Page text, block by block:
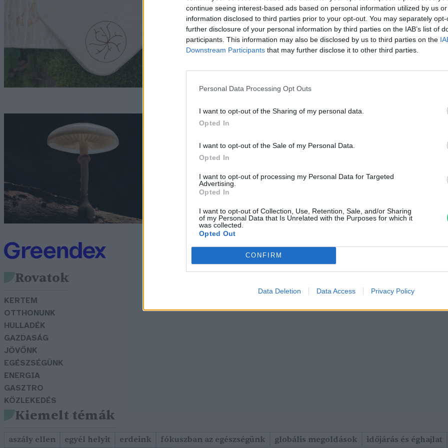
continue seeing interest-based ads based on personal information utilized by us
information disclosed to third parties prior to your opt-out. You may separately
further disclosure of your personal information by third parties on the IAB’s list of
participants. This information may also be disclosed by us to third parties on the
Downstream Participants that may further disclose it to other third parties.
Personal Data Processing Opt Outs
I want to opt-out of the Sharing of my personal data.
Opted In
I want to opt-out of the Sale of my Personal Data.
Opted In
I want to opt-out of processing my Personal Data for Targeted
Advertising.
Opted In
I want to opt-out of Collection, Use, Retention, Sale, and/or Sharing
of my Personal Data that Is Unrelated with the Purposes for which it
was collected.
Opted Out
CONFIRM
Data Deletion Data Access Privacy Policy
jövőben már nem gyártjuk,
hanem növesztjük majd a
cuccainkat – Podcast
Jógamatrac és műszerfal is
készülhet gombabőrből
Granát-Galló Tímea
Rovatok
KERTEM
OTTHONUNK
HULLADÉK
GAZDASÁG
JÖVŐNK
EGÉSZSÉGÜNK
ENERGIA
GASZTRO
KÖZLEKEDÉS
Kiemelt témák
aszály ellen egyél helyit erdeink fókuszban az egészségünk globális megoldások időjárás és éghajlat